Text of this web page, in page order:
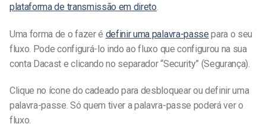
plataforma de transmissão em direto
Uma forma de o fazer é definir uma palavra-passe para o seu
fluxo. Pode configurá-lo indo ao fluxo que configurou na sua
conta Dacast e clicando no separador “Security” (Segurança).
Clique no ícone do cadeado para desbloquear ou definir uma
palavra-passe. Só quem tiver a palavra-passe poderá ver o
fluxo.